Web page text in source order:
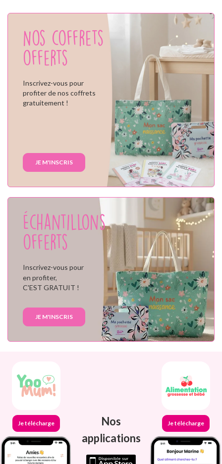
Nos coffrets
offerts
Inscrivez-vous pour
profiter de nos coffrets
gratuitement !
JE M'INSCRIS
Échantillons
offerts
Inscrivez-vous pour
en profiter,
C'EST GRATUIT !
JE M'INSCRIS
Je télécharge
Nos
applications
Je télécharge